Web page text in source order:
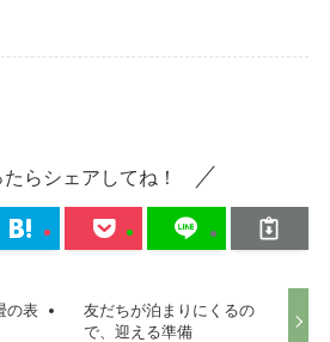
たらシェアしてね！
の表
友だちが泊まりにくるの
で、迎える準備